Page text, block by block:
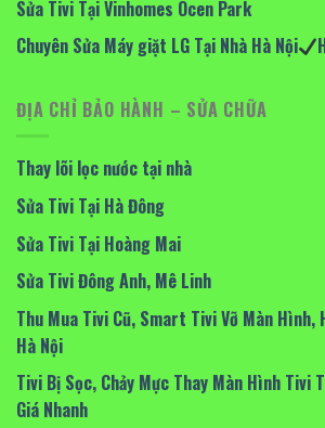
Sửa Tivi Tại Vinhomes Ocen Park
Chuyên Sửa Máy giặt LG Tại Nhà Hà Nội
ĐỊA CHỈ BẢO HÀNH – SỬA CHỮA
Thay lõi lọc nước tại nhà
Sửa Tivi Tại Hà Đông
Sửa Tivi Tại Hoàng Mai
Sửa Tivi Đông Anh, Mê Linh
Thu Mua Tivi Cũ, Smart Tivi Vỡ Màn Hình,
Hà Nội
Tivi Bị Sọc, Chảy Mực Thay Màn Hình Tivi
Giá Nhanh